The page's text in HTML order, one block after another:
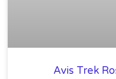
Avis Trek